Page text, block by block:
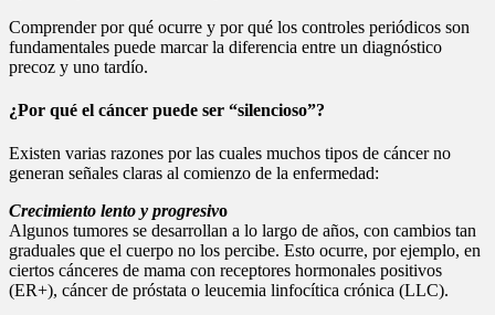
Comprender por qué ocurre y por qué los controles periódicos son
fundamentales puede marcar la diferencia entre un diagnóstico
precoz y uno tardío.
¿Por qué el cáncer puede ser “silencioso”?
Existen varias razones por las cuales muchos tipos de cáncer no
generan señales claras al comienzo de la enfermedad:
Crecimiento lento y progresivo
Algunos tumores se desarrollan a lo largo de años, con cambios tan
graduales que el cuerpo no los percibe. Esto ocurre, por ejemplo, en
ciertos cánceres de mama con receptores hormonales positivos
(ER+), cáncer de próstata o leucemia linfocítica crónica (LLC).